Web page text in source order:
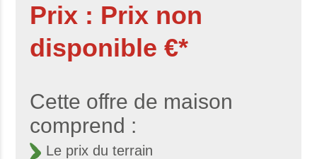
Prix : Prix non
disponible €*
Cette offre de maison
comprend :
Le prix du terrain